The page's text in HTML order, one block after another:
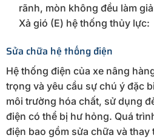
rãnh, mòn không đều làm
Xả gió (E) hệ thống thủy lực:
Sửa chữa hệ thống điện
Hệ thống điện của xe nâng
trọng và yêu cầu sự chú ý đặc
môi trường hóa chất, sử dụng
điện có thể bị hư hỏng. Quá
điện bao gồm sửa chữa và